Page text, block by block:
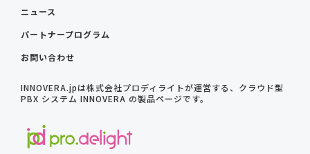
ニュース
パートナープログラム
お問い合わせ
INNOVERA.jpは株式会社プロディライトが運営する、クラウド型
PBX システム INNOVERA の製品ページです。